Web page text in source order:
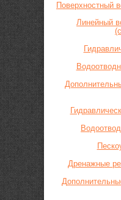
Поверхностный
Линейный
Дренажные